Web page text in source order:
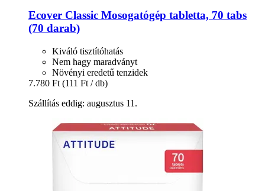
Ecover Classic Mosogatógép tabletta, 70 tabs
(70 darab)
Kiváló tisztítóhatás
Nem hagy maradványt
Növényi eredetű tenzidek
7.780 Ft (111 Ft / db)
Szállítás eddig: augusztus 11.